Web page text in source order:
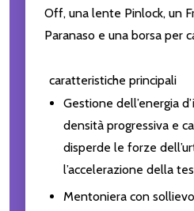
Off, una lente Pinlock, un
Paranaso e una borsa per
caratteristiche principali
Gestione dell’energia
densità progressiva e
disperde le forze
l’accelerazione della
Mentoniera con